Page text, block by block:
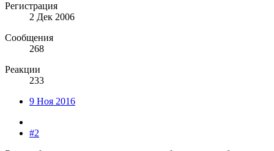
Регистрация
2 Дек 2006
Сообщения
268
Реакции
233
9 Ноя 2016
#2